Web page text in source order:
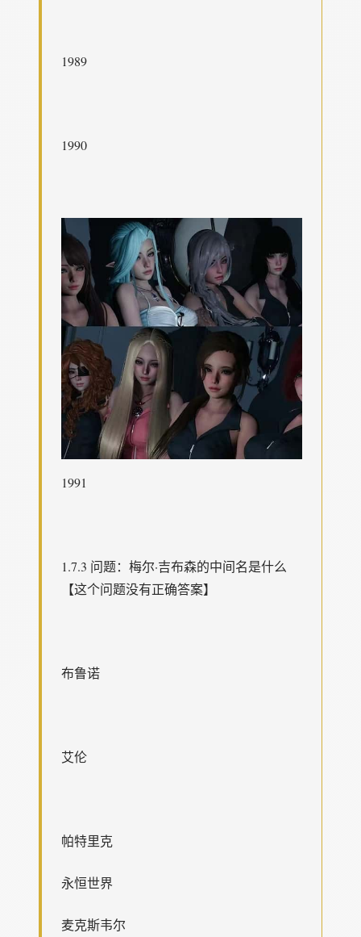
1989
1990
1991
1.7.3 问题：梅尔·吉布森的中间名是什么
【这个问题没有正确答案】
布鲁诺
艾伦
帕特里克
永恒世界
麦克斯韦尔